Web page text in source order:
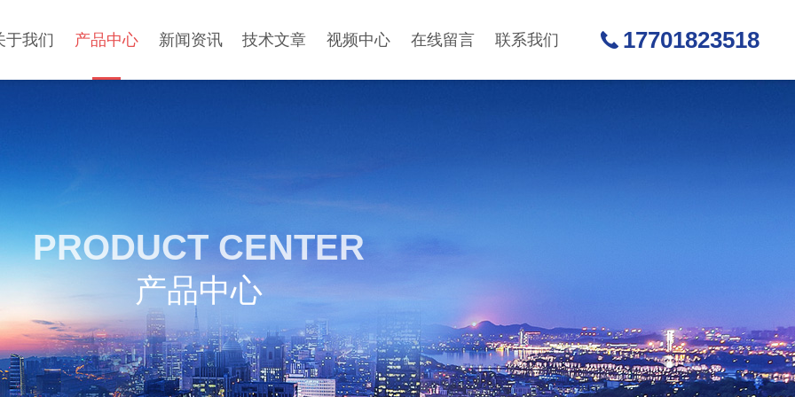
于我们 产品中心 新闻资讯 技术文章 视频中心 在线留言 联系我们 17701823518
PRODUCT CENTER
产品中心